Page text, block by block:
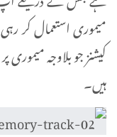
میموری استعمال کر
کیشنز جو بلاوجہ
ہیں۔